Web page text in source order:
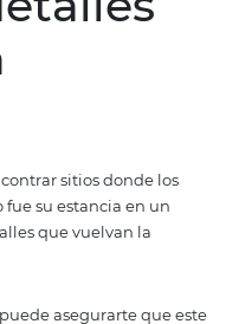
del
la